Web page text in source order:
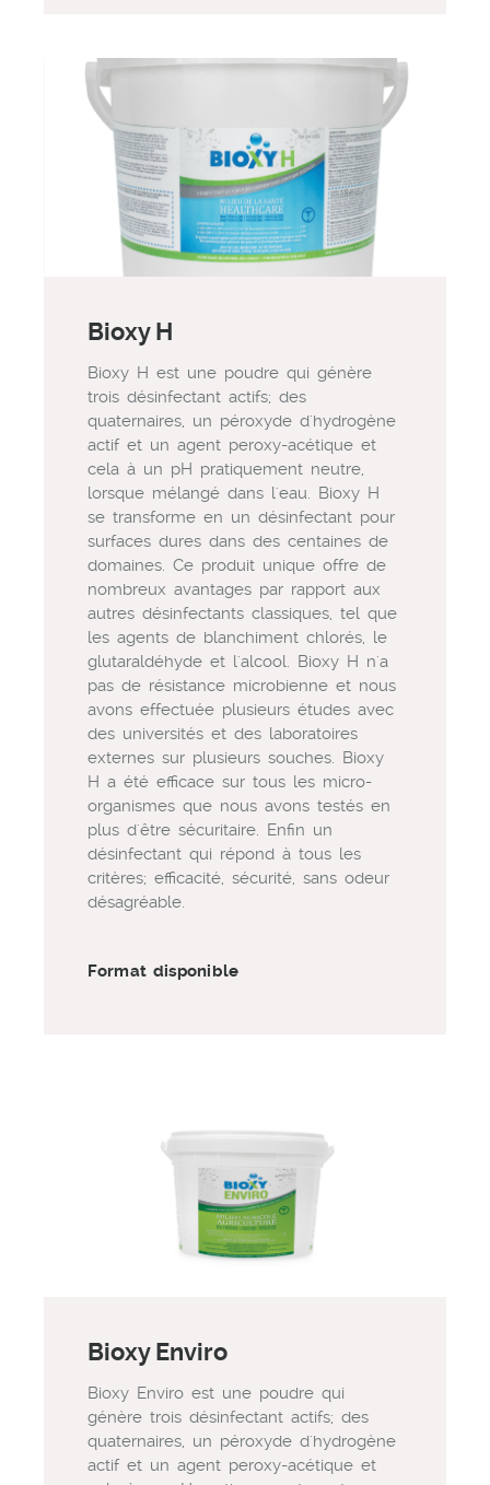
Bioxy H
Bioxy H est une poudre qui génère
trois désinfectant actifs; des
quaternaires, un péroxyde d'hydrogène
actif et un agent peroxy-acétique et
cela à un pH pratiquement neutre,
lorsque mélangé dans l'eau. Bioxy H
se transforme en un désinfectant pour
surfaces dures dans des centaines de
domaines. Ce produit unique offre de
nombreux avantages par rapport aux
autres désinfectants classiques, tel que
les agents de blanchiment chlorés, le
glutaraldéhyde et l'alcool. Bioxy H n'a
pas de résistance microbienne et nous
avons effectuée plusieurs études avec
des universités et des laboratoires
externes sur plusieurs souches. Bioxy
H a été efficace sur tous les micro-
organismes que nous avons testés en
plus d'être sécuritaire. Enfin un
désinfectant qui répond à tous les
critères; efficacité, sécurité, sans odeur
désagréable.
Format disponible
Bioxy Enviro
Bioxy Enviro est une poudre qui
génère trois désinfectant actifs; des
quaternaires, un péroxyde d'hydrogène
actif et un agent peroxy-acétique et